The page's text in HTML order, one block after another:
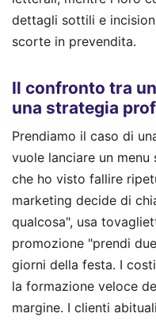
dettagli sottili e
scorte in prevendita.
Il confronto tra
una strategia
Prendiamo il caso di
vuole lanciare un
che ho visto fallire
marketing decide di
qualcosa", usa
promozione "prendi
giorni della festa. I
la formazione veloce
margine. I clienti